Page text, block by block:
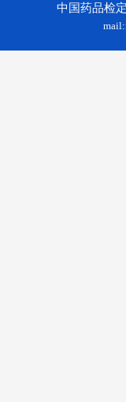
中国药品检